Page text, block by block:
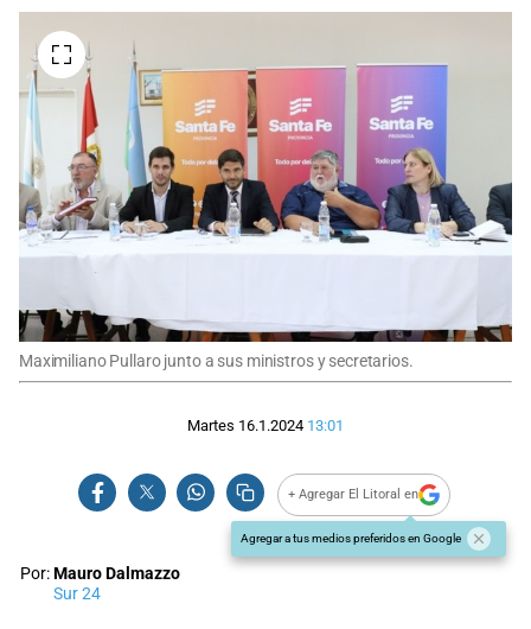
Maximiliano Pullaro junto a sus ministros y secretarios.
Martes 16.1.2024 13:01
+ Agregar El Litoral en
Agregar a tus medios preferidos en Google
Por:Mauro Dalmazzo
Sur 24